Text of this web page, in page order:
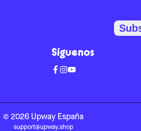
Síguenos
© 2026 Upway España
support@upway.shop